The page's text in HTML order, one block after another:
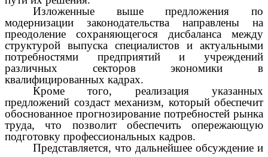
Изложенные выше предложения по
модернизации законодательства направлены на
преодоление сохраняющегося дисбаланса между
структурой выпуска специалистов и актуальными
потребностями предприятий и учреждений
различных секторов экономики в
квалифицированных кадрах.
Кроме того, реализация указанных
предложений создаст механизм, который обеспечит
обоснованное прогнозирование потребностей рынка
труда, что позволит обеспечить опережающую
подготовку профессиональных кадров.
Представляется, что дальнейшее обсуждение и